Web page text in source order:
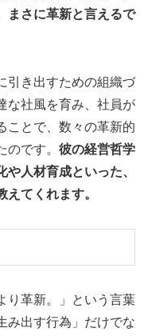
まさに革新と言えるで
引き出すための組織づ
な社風を育み、社員が
ことで、数々の革新的
です。 彼の経営哲学
人材育成といった、
てくれます。
り革新。」という言葉
み出す行為」だけでな